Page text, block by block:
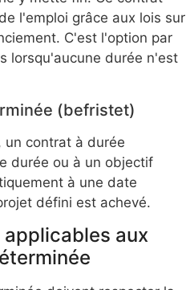
l'emploi grâce aux lois sur
C'est l'option par
lorsqu'aucune durée n'est
(befristet)
un contrat à durée
durée ou à un objectif
à une date
défini est achevé.
aux